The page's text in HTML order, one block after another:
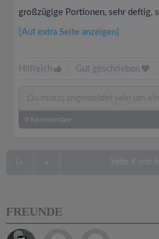
großzügige Portionen, sehr deftig,
[Auf extra Seite anzeigen]
Hilfreich Gut geschrieben
0 Kommentare
FREUNDE